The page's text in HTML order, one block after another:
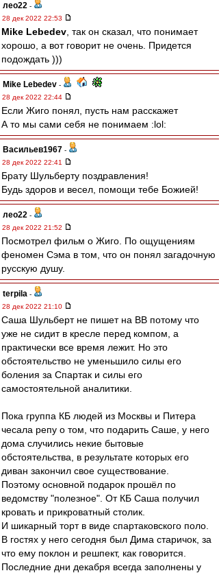
лео22 -
28 дек 2022 22:53
Mike Lebedev , так он сказал, что понимает
хорошо, а вот говорит не очень. Придется
подождать )))
Mike Lebedev -
28 дек 2022 22:44
Если Жиго понял, пусть нам расскажет
А то мы сами себя не понимаем :lol:
Васильев1967 -
28 дек 2022 22:41
Брату Шульберту поздравления!
Будь здоров и весел, помощи тебе Божией!
лео22 -
28 дек 2022 21:52
Посмотрел фильм о Жиго. По ощущениям
феномен Сэма в том, что он понял загадочную
русскую душу.
terpila -
28 дек 2022 21:10
Саша Шульберт не пишет на ВВ потому что
уже не сидит в кресле перед компом, а
практически все время лежит. Но это
обстоятельство не уменьшило силы его
боления за Спартак и силы его
самостоятельной аналитики.
Пока группа КБ людей из Москвы и Питера
чесала репу о том, что подарить Саше, у него
дома случились некие бытовые
обстоятельства, в результате которых его
диван закончил свое существование.
Поэтому основной подарок прошёл по
ведомству "полезное". От КБ Саша получил
кровать и прикроватный столик.
И шикарный торт в виде спартаковского поло.
В гостях у него сегодня был Дима старичок, за
что ему поклон и решпект, как говорится.
Последние дни декабря всегда заполнены у